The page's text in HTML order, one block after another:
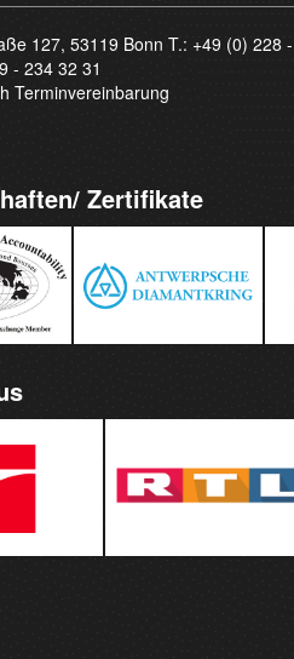
127, 53119 Bonn T.: +49 (0) 228
- 234 32 31
Terminvereinbarung
Zertifikate